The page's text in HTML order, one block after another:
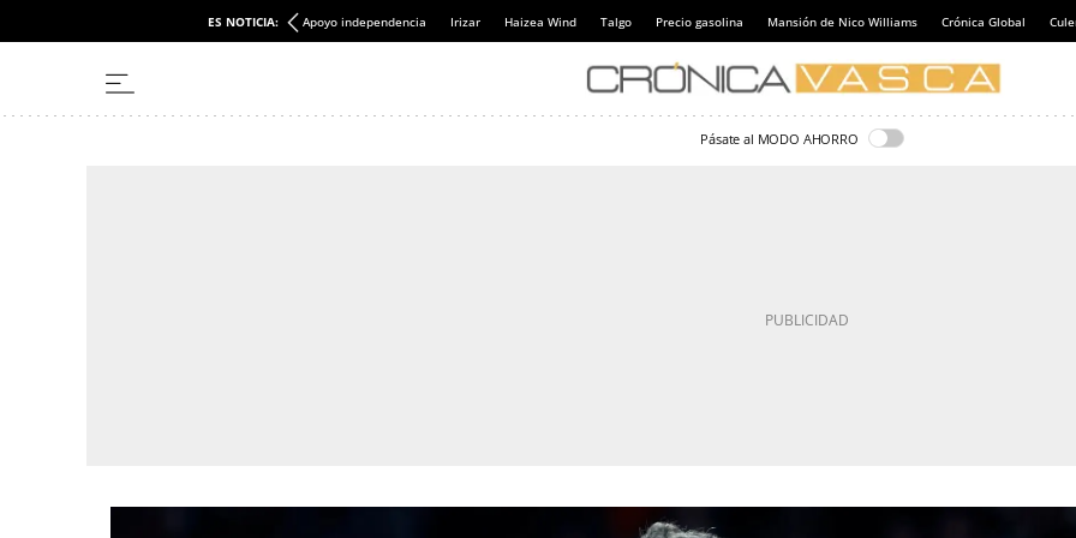
ES NOTICIA: Apoyo independencia Irizar Haizea Wind Talgo Precio gasolina Mansión de Nico Williams Crónica Global
Pásate al MODO AHORRO